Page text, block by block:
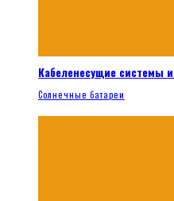
Кабеленесущие системы
Солнечные батареи